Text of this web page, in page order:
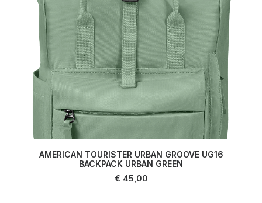
AJOUTER AU PANIER
AMERICAN TOURISTER URBAN GROOVE UG16
BACKPACK URBAN GREEN
€ 45,00